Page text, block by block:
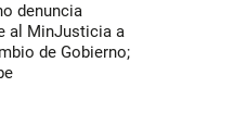
denuncia
al MinJusticia a
de Gobierno;